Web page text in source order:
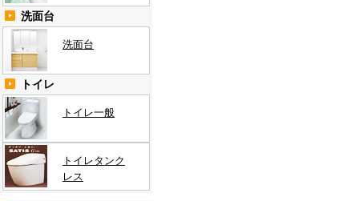
洗面台
洗面台
トイレ
トイレ一般
トイレタンク
レス